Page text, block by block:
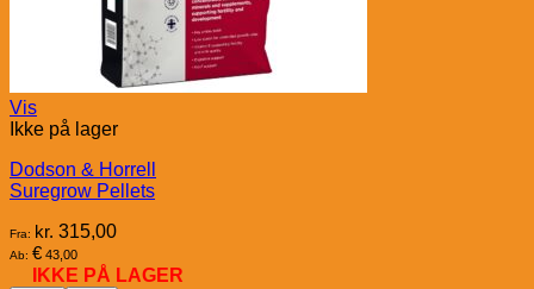
Vis
Ikke på lager
Dodson & Horrell
Suregrow Pellets
Fra: kr. 315,00
Ab: € 43,00
IKKE PÅ LAGER